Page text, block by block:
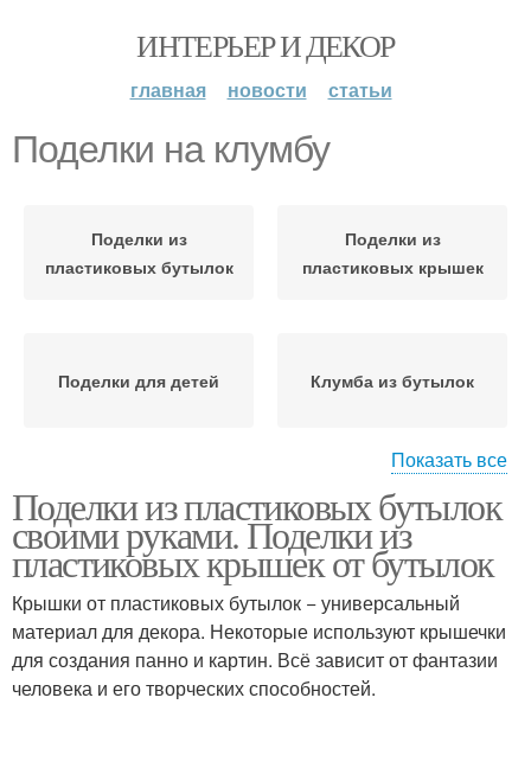
ИНТЕРЬЕР И ДЕКОР
главная новости статьи
Поделки на клумбу
Поделки из
пластиковых бутылок
Поделки из
пластиковых крышек
Поделки для детей Клумба из бутылок
Оригинальные клумбы Клумбы при помощи
Идеи для поделок Кухонные поделки
Показать все
Поделки из пластиковых бутылок
своими руками. Поделки из
пластиковых крышек от бутылок
Крышки от пластиковых бутылок − универсальный
материал для декора. Некоторые используют крышечки
для создания панно и картин. Всё зависит от фантазии
человека и его творческих способностей.